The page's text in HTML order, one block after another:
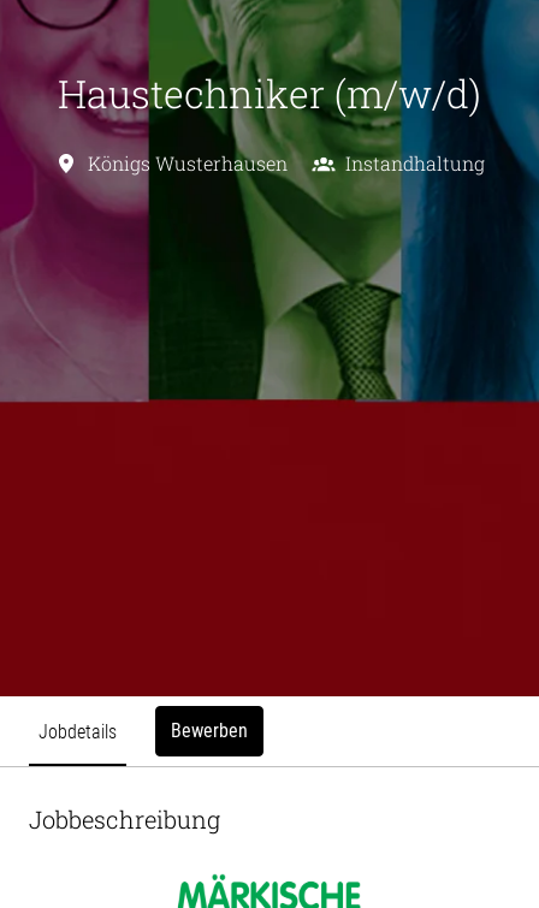
Haustechniker (m/w/d)
Königs Wusterhausen Instandhaltung
Jobdetails Bewerben
Jobbeschreibung